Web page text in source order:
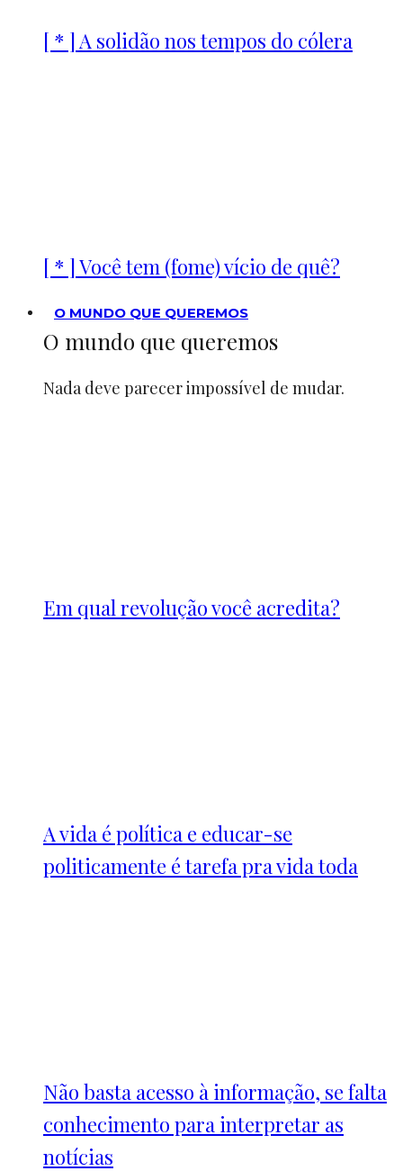
[ * ] A solidão nos tempos do cólera
[ * ] Você tem (fome) vício de quê?
O MUNDO QUE QUEREMOS
O mundo que queremos
Nada deve parecer impossível de mudar.
Em qual revolução você acredita?
A vida é política e educar-se
politicamente é tarefa pra vida toda
Não basta acesso à informação, se falta
conhecimento para interpretar as
notícias